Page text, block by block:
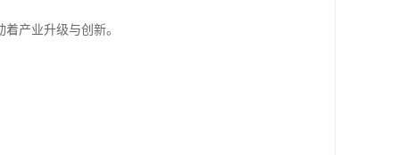
产业升级与创新。